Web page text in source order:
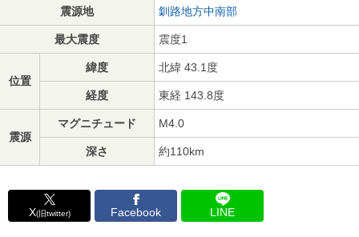
震源地 釧路地方中南部
最大震度 震度1
位置
緯度 北緯 43.1度
経度 東経 143.8度
震源
マグニチュード M4.0
深さ 約110km
X(旧twitter) Facebook LINE